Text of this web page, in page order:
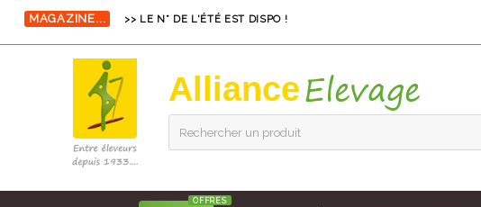
MAGAZINE... >> LE N° DE L'ÉTÉ EST DISPO !
Alliance
Rechercher un produit
OFFRES